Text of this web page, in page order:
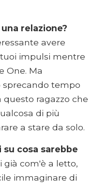
relazione?
avere
impulsi mentre
One. Ma
tempo
questo ragazzo che
di più
a stare da solo.
cosa sarebbe
già com'è a letto,
immaginare di